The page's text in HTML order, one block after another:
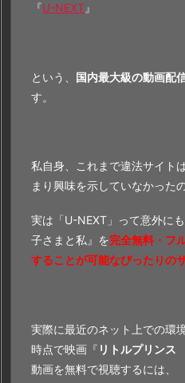
『U-NEXT』
という、 国内最大級の動画配
す。
私自身、これまで違法サイト
まり興味を示していなかった
実は「U-NEXT」って意外に
子さまと私』を完全無料・フ
することが可能なぴったりの
実際に最近のネット上での環
時点で映画『 リトルプリン
動画を無料で視聴するには、